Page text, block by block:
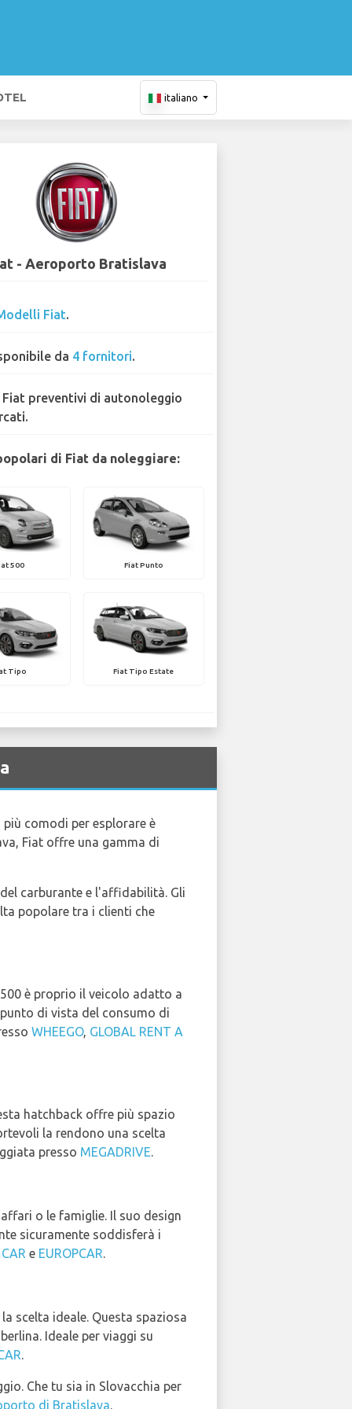
italiano
- Aeroporto Bratislava
Fiat.
da 4 fornitori.
Fiat preventivi di autonoleggio
di Fiat da noleggiare:
500 Fiat Punto
Tipo Fiat Tipo Estate
comodi per esplorare è
Fiat offre una gamma di
carburante e l'affidabilità. Gli
popolare tra i clienti che
è proprio il veicolo adatto a
di vista del consumo di
WHEEGO, GLOBAL RENT A
hatchback offre più spazio
la rendono una scelta
presso MEGADRIVE.
o le famiglie. Il suo design
sicuramente soddisferà i
e EUROPCAR.
scelta ideale. Questa spaziosa
Ideale per viaggi su
.
Che tu sia in Slovacchia per
di Bratislava.